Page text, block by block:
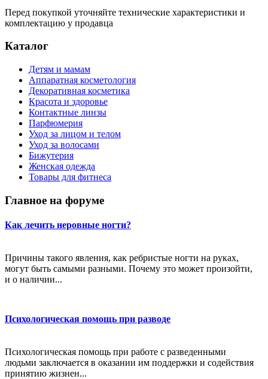
Перед покупкой уточняйте технические характеристики и
комплектацию у продавца
Каталог
Детям и мамам
Аппаратная косметология
Декоративная косметика
Красота и здоровье
Контактные линзы
Парфюмерия
Уход за лицом и телом
Уход за волосами
Бижутерия
Женская одежда
Товары для фитнеса
Главное на форуме
Как лечить неровные ногти?
Причины такого явления, как ребристые ногти на руках,
могут быть самыми разными. Почему это может произойти,
и о наличии...
Психологическая помощь при разводе
Психологическая помощь при работе с разведенными
людьми заключается в оказании им поддержки и содействия
принятию жизнен...